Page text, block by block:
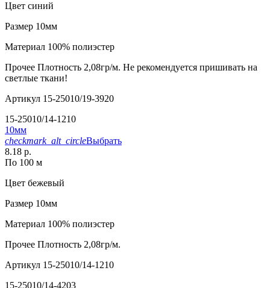
Цвет синий
Размер 10мм
Материал 100% полиэстер
Прочее Плотность 2,08гр/м. Не рекомендуется пришивать на
светлые ткани!
Артикул 15-25010/19-3920
15-25010/14-1210
10мм
checkmark_alt_circleВыбрать
8.18 р.
По 100 м
Цвет бежевый
Размер 10мм
Материал 100% полиэстер
Прочее Плотность 2,08гр/м.
Артикул 15-25010/14-1210
15-25010/14-4203